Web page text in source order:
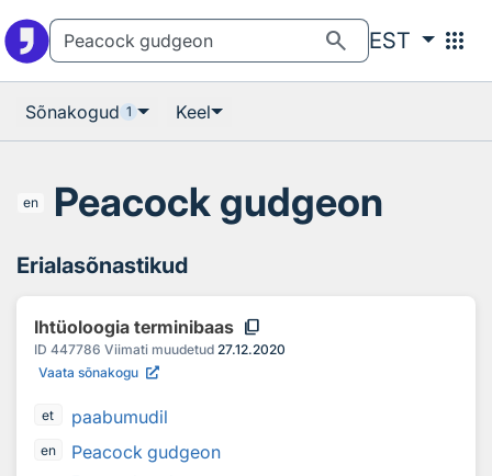
search EST apps
Sõnakogud 1 Keel
en Peacock gudgeon
Erialasõnastikud
Ihtüoloogia terminibaas content_copy
ID 447786 Viimati muudetud 27.12.2020
Vaata sõnakogu
et paabumudil
en
Peacock gudgeon